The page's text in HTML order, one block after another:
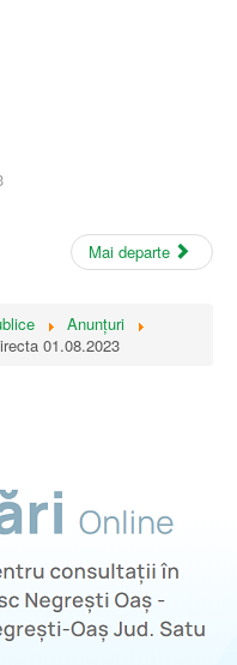
Mai departe
Anunțuri
01.08.2023